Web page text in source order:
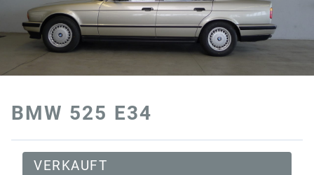
BMW 525 E34
VERKAUFT